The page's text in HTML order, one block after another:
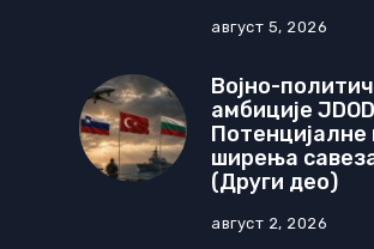
август 5, 2026
Војно-
амбиције
ширења
(Други део)
август 2, 2026